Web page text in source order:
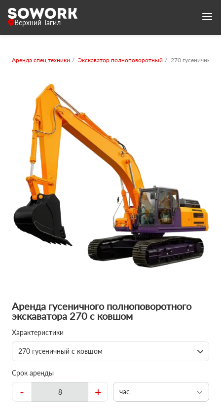
Верхний Тагил
Аренда спец.техники Экскаватор полноповоротный 270 гусеничный
Аренда гусеничного полноповоротного
экскаватора 270 с ковшом
Характеристики
270 гусеничный с ковшом
Срок аренды
- + час